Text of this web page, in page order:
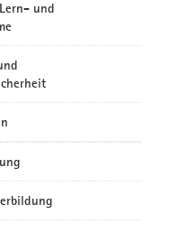
und